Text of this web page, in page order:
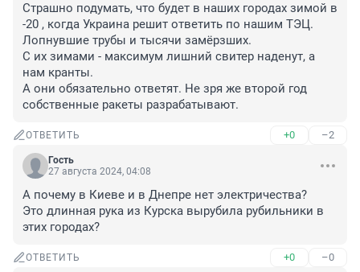
Страшно подумать, что будет в наших городах зимой в
-20 , когда Украина решит ответить по нашим ТЭЦ.
Лопнувшие трубы и тысячи замёрзших.
С их зимами - максимум лишний свитер наденут, а
нам кранты.
А они обязательно ответят. Не зря же второй год
собственные ракеты разрабатывают.
ОТВЕТИТЬ +0 –2
Гость
27 августа 2024, 04:08
А почему в Киеве и в Днепре нет электричества?
Это длинная рука из Курска вырубила рубильники в
этих городах?
ОТВЕТИТЬ +0 –0